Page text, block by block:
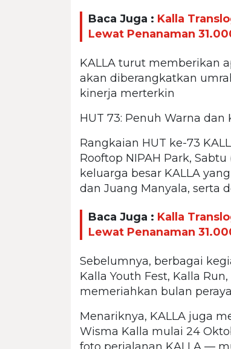
Baca Juga : Kalla
Lewat Penanaman
KALLA turut memberikan
akan diberangkatkan
kinerja merterkin
HUT 73: Penuh Warna dan
Rangkaian HUT ke-73
Rooftop NIPAH Park,
keluarga besar KALLA
dan Juang Manyala, serta
Baca Juga : Kalla
Lewat Penanaman
Sebelumnya, berbagai
Kalla Youth Fest, Kalla
memeriahkan bulan
Menariknya, KALLA juga
Wisma Kalla mulai 24
foto perjalanan KALLA —